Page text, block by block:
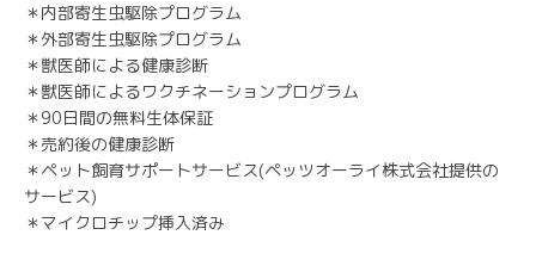
＊内部寄生虫駆除プログラム
＊外部寄生虫駆除プログラム
＊獣医師による健康診断
＊獣医師によるワクチネーションプログラム
＊90日間の無料生体保証
＊売約後の健康診断
＊ペット飼育サポートサービス(ペッツオーライ株式会社提供の
サービス)
＊マイクロチップ挿入済み